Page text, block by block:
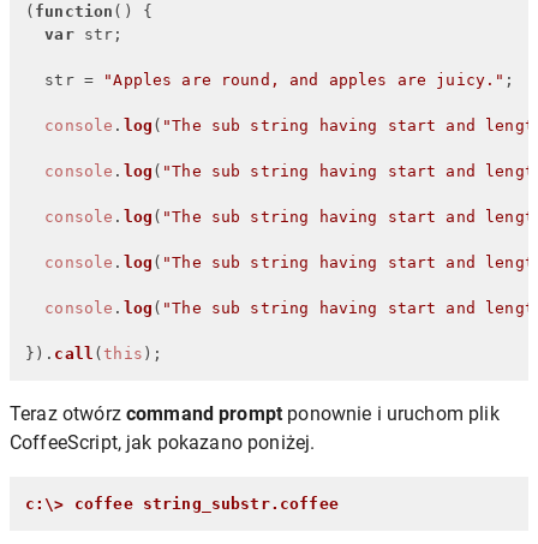
( function ( ) {
var str;
  str =
"Apples are round, and apples are juicy." ;
console . log ( "The sub string having start and
console . log ( "The sub string having start and
console . log ( "The sub string having start and
console . log ( "The sub string having start and
console . log ( "The sub string having start and
}). call (this );
Teraz otwórz command prompt ponownie i uruchom plik
CoffeeScript, jak pokazano poniżej.
c:\> coffee string_substr.coffee